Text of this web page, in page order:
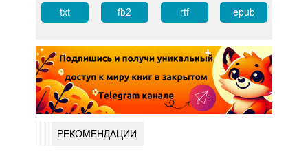
txt fb2 rtf epub
РЕКОМЕНДАЦИИ